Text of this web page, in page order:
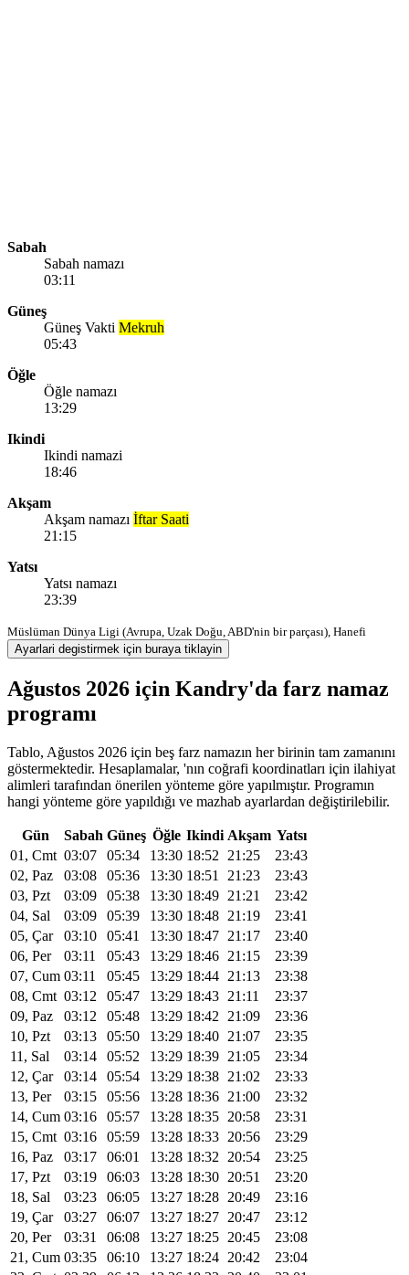
Sabah
Sabah namazı
03:11
Güneş
Güneş Vakti Mekruh
05:43
Öğle
Öğle namazı
13:29
Ikindi
Ikindi namazi
18:46
Akşam
Akşam namazı İftar Saati
21:15
Yatsı
Yatsı namazı
23:39
Müslüman Dünya Ligi (Avrupa, Uzak Doğu, ABD'nin bir parçası), Hanefi
Ayarlari degistirmek için buraya tiklayin
Ağustos 2026 için Kandry'da farz namaz
programı
Tablo, Ağustos 2026 için beş farz namazın her birinin tam zamanını
göstermektedir. Hesaplamalar, 'nın coğrafi koordinatları için ilahiyat
alimleri tarafından önerilen yönteme göre yapılmıştır. Programın
hangi yönteme göre yapıldığı ve mazhab ayarlardan değiştirilebilir.
Gün Sabah Güneş Öğle Ikindi Akşam Yatsı
01, Cmt 03:07 05:34 13:30 18:52 21:25
23:43
02, Paz
03:08 05:36 13:30 18:51 21:23
23:43
03, Pzt
03:09 05:38 13:30 18:49 21:21
23:42
04, Sal
03:09 05:39 13:30 18:48 21:19
23:41
05, Çar
03:10 05:41 13:30 18:47 21:17
23:40
06, Per
03:11 05:43 13:29 18:46 21:15
23:39
07, Cum 03:11 05:45 13:29 18:44 21:13
23:38
08, Cmt 03:12 05:47 13:29 18:43 21:11
23:37
09, Paz
03:12 05:48 13:29 18:42 21:09
23:36
10, Pzt
03:13 05:50 13:29 18:40 21:07
23:35
11, Sal
03:14 05:52 13:29 18:39 21:05
23:34
12, Çar
03:14 05:54 13:29 18:38 21:02
23:33
13, Per
03:15 05:56 13:28 18:36 21:00
23:32
14, Cum 03:16 05:57 13:28 18:35 20:58
23:31
15, Cmt 03:16 05:59 13:28 18:33 20:56
23:29
16, Paz
03:17 06:01 13:28 18:32 20:54
23:25
17, Pzt
03:19 06:03 13:28 18:30 20:51
23:20
18, Sal
03:23 06:05 13:27 18:28 20:49
23:16
19, Çar
03:27 06:07 13:27 18:27 20:47
23:12
20, Per
03:31 06:08 13:27 18:25 20:45
23:08
21, Cum 03:35 06:10 13:27 18:24 20:42
23:04